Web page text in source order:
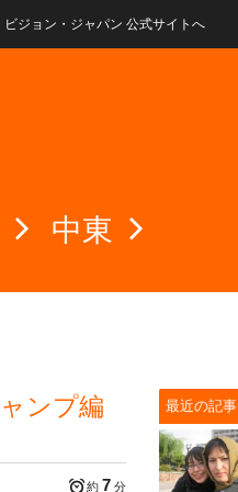
ビジョン・ジャパン 公式サイトへ
中東
ンプ編
約 7 分
最近の記事